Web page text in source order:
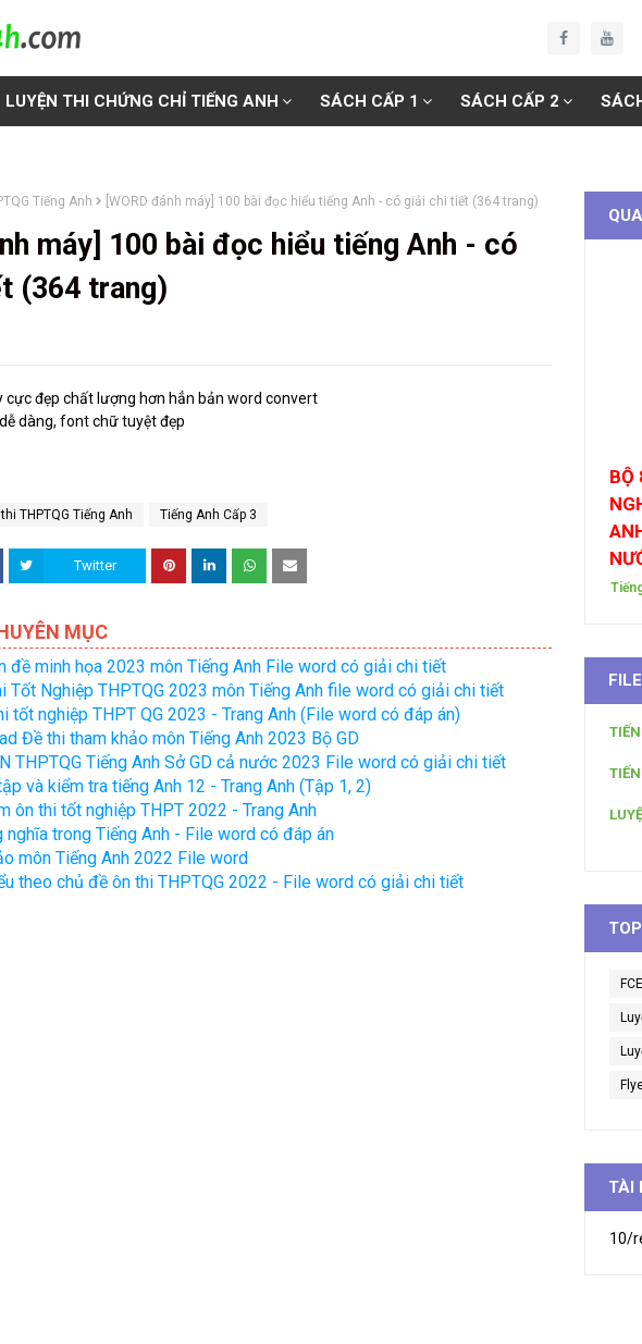
LUYỆN THI CHỨNG CHỈ TIẾNG ANH SÁCH CẤP 1 SÁCH CẤP 2
Tiếng Anh [WORD đánh máy] 100 bài đọc hiểu tiếng Anh - có giải chi tiết (364 trang)
máy] 100 bài đọc hiểu tiếng Anh - có
(364 trang)
cực đẹp chất lượng hơn hẳn bản word convert
dàng, font chữ tuyệt đẹp
THPTQG Tiếng Anh Tiếng Anh Cấp 3
Twitter
MỤC
đề minh họa 2023 môn Tiếng Anh File word có giải chi tiết
Tốt Nghiệp THPTQG 2023 môn Tiếng Anh file word có giải chi tiết
tốt nghiệp THPT QG 2023 - Trang Anh (File word có đáp án)
Đề thi tham khảo môn Tiếng Anh 2023 Bộ GD
THPTQG Tiếng Anh Sở GD cả nước 2023 File word có giải chi tiết
và kiểm tra tiếng Anh 12 - Trang Anh (Tập 1, 2)
ôn thi tốt nghiệp THPT 2022 - Trang Anh
nghĩa trong Tiếng Anh - File word có đáp án
môn Tiếng Anh 2022 File word
theo chủ đề ôn thi THPTQG 2022 - File word có giải chi tiết
BỘ
TÀI
10/